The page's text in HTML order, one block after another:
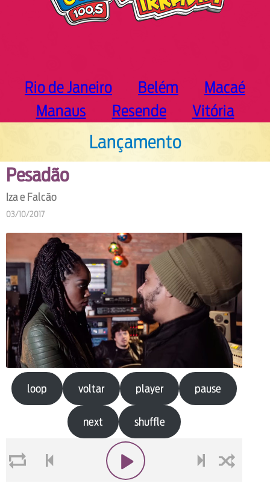
Rio de Janeiro Belém
Macaé
Manaus
Resende Vitória
Lançamento
Pesadão
Iza e Falcão
03/10/2017
loop voltar player pause
next shuffle